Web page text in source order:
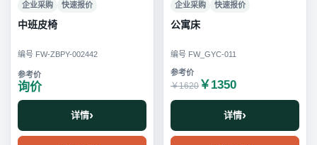
企业采购 快速报价
中班皮椅
编号 FW-ZBPY-002442
询价
详情
企业采购 快速报价
公寓床
编号 FW_GYC-011
￥1620 ￥1350
详情